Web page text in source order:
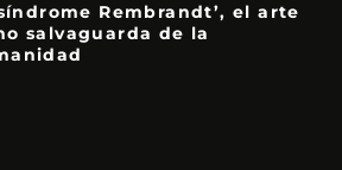
Rembrandt’, el arte
salvaguarda de la